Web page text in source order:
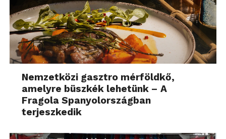
Nemzetközi gasztro mérföldkő,
amelyre büszkék lehetünk – A
Fragola Spanyolországban
terjeszkedik